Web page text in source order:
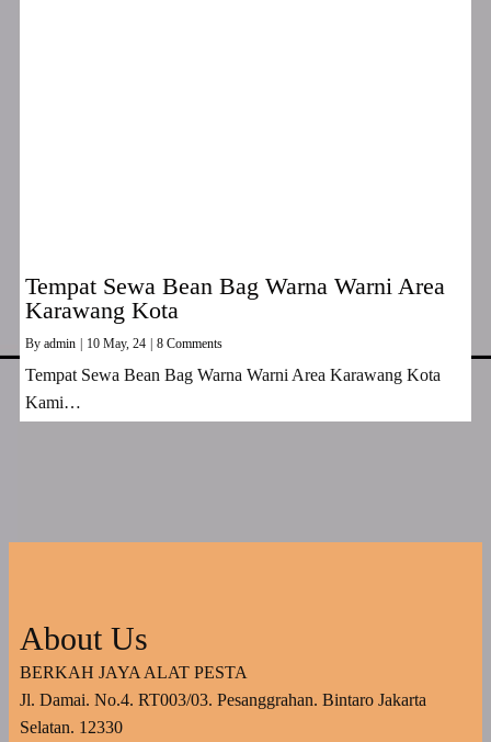
Tempat Sewa Bean Bag Warna Warni Area
Karawang Kota
By admin 10 May, 24 8 Comments
Tempat Sewa Bean Bag Warna Warni Area Karawang Kota
Kami…
About Us
BERKAH JAYA ALAT PESTA
Jl. Damai. No.4. RT003/03. Pesanggrahan. Bintaro Jakarta
Selatan. 12330